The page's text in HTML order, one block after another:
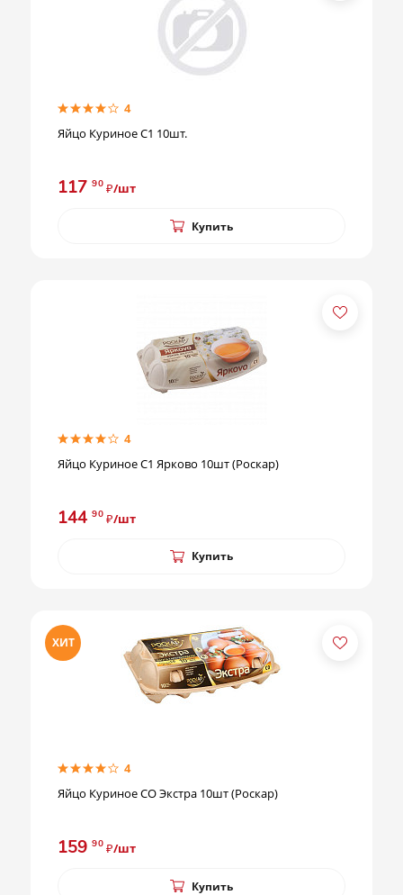
4
Яйцо Куриное С1 10шт.
117 90 ₽/шт
Купить
4
Яйцо Куриное С1 Ярково 10шт (Роскар)
144 90 ₽/шт
Купить
ХИТ
4
Яйцо Куриное СО Экстра 10шт (Роскар)
159 90 ₽/шт
Купить